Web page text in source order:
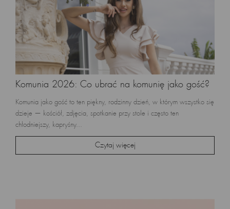
Komunia 2026: Co ubrać na komunię jako gość?
Komunia jako gość to ten piękny, rodzinny dzień, w którym wszystko się
dzieje — kościół, zdjęcia, spotkanie przy stole i często ten
chłodniejszy, kapryśny...
Czytaj więcej